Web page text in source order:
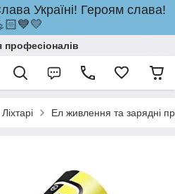
Україні! Героям слава!
професіоналів
Ліхтарі Ел живлення та зарядні